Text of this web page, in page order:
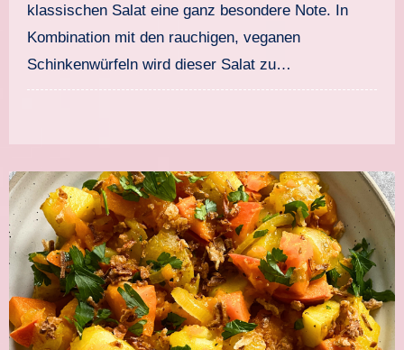
klassischen Salat eine ganz besondere Note. In
Kombination mit den rauchigen, veganen
Schinkenwürfeln wird dieser Salat zu…